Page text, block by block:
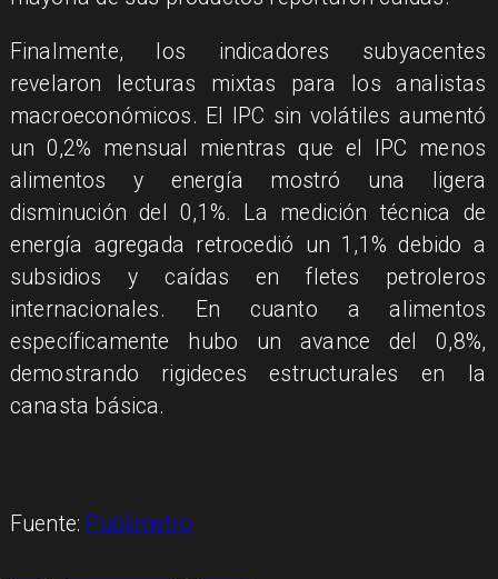
Finalmente, los indicadores subyacentes
revelaron lecturas mixtas para los analistas
macroeconómicos. El IPC sin volátiles aumentó
un 0,2% mensual mientras que el IPC menos
alimentos y energía mostró una ligera
disminución del 0,1%. La medición técnica de
energía agregada retrocedió un 1,1% debido a
subsidios y caídas en fletes petroleros
internacionales. En cuanto a alimentos
específicamente hubo un avance del 0,8%,
demostrando rigideces estructurales en la
canasta básica.
Fuente: Publimetro